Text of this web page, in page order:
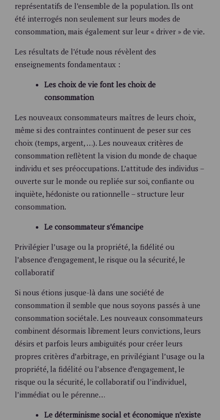
représentatifs de l’ensemble de la population. Ils ont
été interrogés non seulement sur leurs modes de
consommation, mais également sur leur « driver » de vie.
Les résultats de l’étude nous révèlent des
enseignements fondamentaux :
Les choix de vie font les choix de
consommation
Les nouveaux consommateurs maîtres de leurs choix,
même si des contraintes continuent de peser sur ces
choix (temps, argent, …). Les nouveaux critères de
consommation reflètent la vision du monde de chaque
individu et ses préoccupations. L’attitude des individus –
ouverte sur le monde ou repliée sur soi, confiante ou
inquiète, hédoniste ou rationnelle – structure leur
consommation.
Le consommateur s’émancipe
Privilégier l’usage ou la propriété, la fidélité ou
l’absence d’engagement, le risque ou la sécurité, le
collaboratif
Si nous étions jusque-là dans une société de
consommation il semble que nous soyons passés à une
consommation sociétale. Les nouveaux consommateurs
combinent désormais librement leurs convictions, leurs
désirs et parfois leurs ambiguïtés pour créer leurs
propres critères d’arbitrage, en privilégiant l’usage ou la
propriété, la fidélité ou l’absence d’engagement, le
risque ou la sécurité, le collaboratif ou l’individuel,
l’immédiat ou le pérenne…
Le déterminisme social et économique n’existe